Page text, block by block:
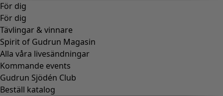
För dig
För dig
Tävlingar & vinnare
Spirit of Gudrun Magasin
Alla våra livesändningar
Kommande events
Gudrun Sjödén Club
Beställ katalog